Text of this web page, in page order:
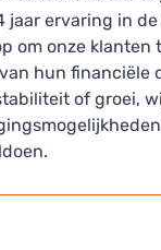
jaar ervaring in
om onze klanten
hun financiële
of groei,